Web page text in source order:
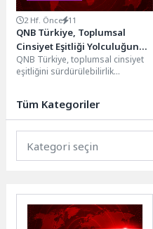
2 Hf. Önce 11
QNB Türkiye, Toplumsal
Cinsiyet Eşitliği Yolculuğunu
Ev İçi Şiddetle Mücadele
Rehberi ve Politikası ile Bir
QNB Türkiye, toplumsal cinsiyet
eşitliğini sürdürülebilirlik
ele...
Tüm Kategoriler